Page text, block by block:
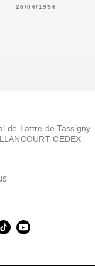
26/04/1994
de Lattre de Tassigny
CEDEX